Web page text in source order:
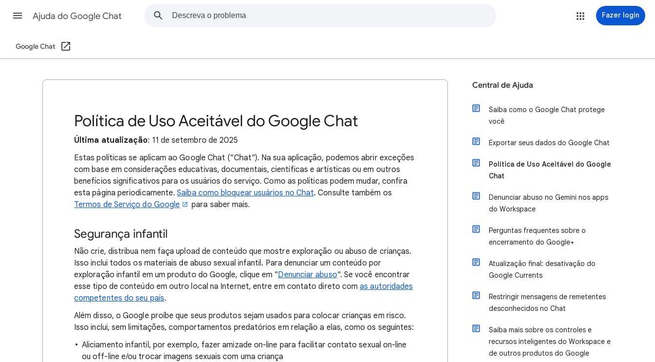
Ajuda do Google Chat Fazer login
Google Chat
Política de Uso Aceitável do Google Chat
Última atualização: 11 de setembro de 2025
Estas políticas se aplicam ao Google Chat ("Chat"). Na sua aplicação, podemos abrir exceções
com base em considerações educativas, documentais, científicas e artísticas ou em outros
benefícios significativos para os usuários do serviço. Como as políticas podem mudar, confira
esta página periodicamente.Saiba como bloquear usuários no Chat. Consulte também os
Termos de Serviço do Google
para saber mais.
Segurança infantil
Não crie, distribua nem faça upload de conteúdo que mostre exploração ou abuso de crianças.
Isso inclui todos os materiais de abuso sexual infantil. Para denunciar um conteúdo por
exploração infantil em um produto do Google, clique em "Denunciar abuso". Se você encontrar
esse tipo de conteúdo em outro local na Internet, entre em contato direto comas autoridades
competentes do seu país.
Além disso, o Google proíbe que seus produtos sejam usados para colocar crianças em risco.
Isso inclui, sem limitações, comportamentos predatórios em relação a elas, como os seguintes:
Aliciamento infantil, por exemplo, fazer amizade on-line para facilitar contato sexual on-line
ou off-line e/ou trocar imagens sexuais com uma criança
Central de Ajuda
Saiba como o Google Chat protege
você
Exportar seus dados do Google Chat
Política de Uso Aceitável do Google
Chat
Denunciar abuso no Gemini nos apps
do Workspace
Perguntas frequentes sobre o
encerramento do Google+
Atualização final: desativação do
Google Currents
Restringir mensagens de remetentes
desconhecidos no Chat
Saiba mais sobre os controles e
recursos inteligentes do Workspace e
de outros produtos do Google